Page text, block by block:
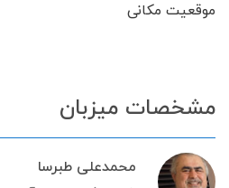
موقعیت مکانی
مشخصات میزبان
محمدعلی طبرسا